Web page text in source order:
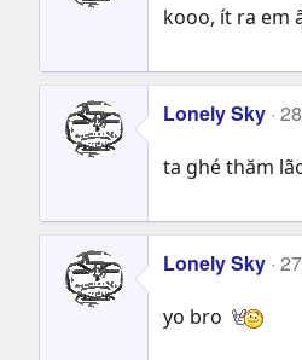
kooo, ít ra em
Lonely Sky
ta ghé thăm
Lonely Sky
yo bro